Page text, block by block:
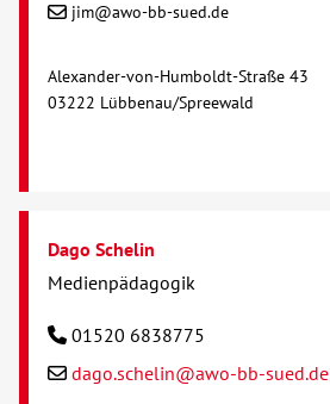
jim@awo-bb-sued.de
Alexander-von-Humboldt-Straße 43
03222 Lübbenau/Spreewald
Dago Schelin
Medienpädagogik
01520 6838775
dago.schelin@awo-bb-sued.de